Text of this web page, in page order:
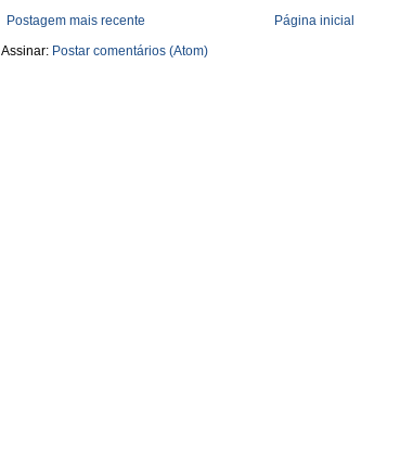
Postagem mais recente
Página inicial
Assinar: Postar comentários (Atom)